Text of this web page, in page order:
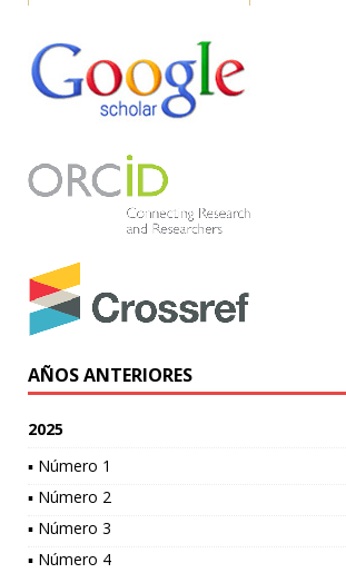
AÑOS ANTERIORES
2025
▪ Número 1
▪ Número 2
▪ Número 3
▪ Número 4